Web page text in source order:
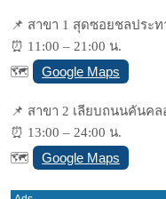
📌 สาขา 1 สุดซอยชลประท
⏰ 11:00 – 21:00 น.
🗺
Google Maps
📌 สาขา 2 เลียบถนนคันค
⏰ 13:00 – 24:00 น.
🗺
Google Maps